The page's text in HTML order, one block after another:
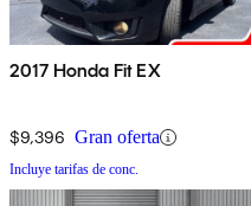
2017 Honda Fit EX
$9,396 Gran oferta
Incluye tarifas de conc.